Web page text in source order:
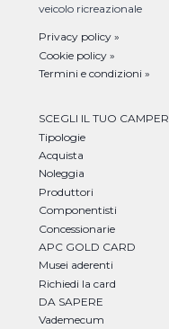
veicolo ricreazionale
Privacy policy »
Cookie policy »
Termini e condizioni »
SCEGLI IL TUO CAMPER
Tipologie
Acquista
Noleggia
Produttori
Componentisti
Concessionarie
APC GOLD CARD
Musei aderenti
Richiedi la card
DA SAPERE
Vademecum